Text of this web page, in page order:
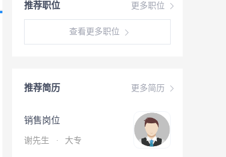
更多职位
推荐职位
查看更多职位
更多简历
推荐简历
销售岗位
谢先生 · 大专